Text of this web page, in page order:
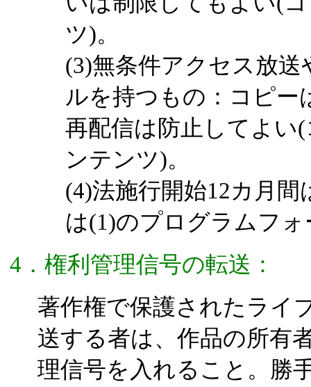
ツ)。
(3)無条件アクセス放
ルを持つもの：コピー
再配信は防止してよい
ンテンツ)。
(4)法施行開始12カ月
は(1)のプログラムフ
4．権利管理信号の転送：
著作権で保護されたライ
送する者は、作品の所有
理信号を入れること。勝